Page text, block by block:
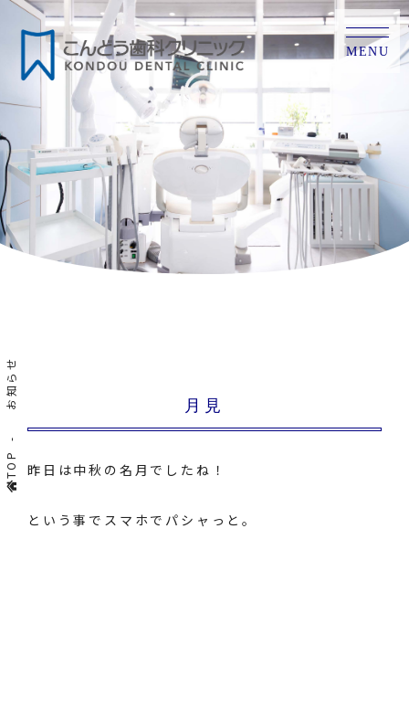
MENU
TOP
お知らせ 月見
昨日は中秋の名月でしたね！
という事でスマホでパシャっと。